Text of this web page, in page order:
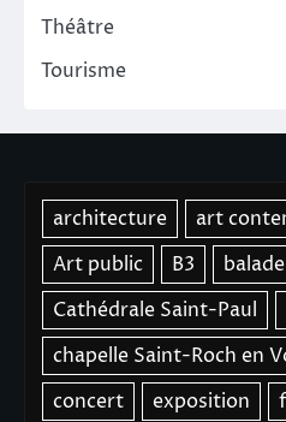
Théâtre
Tourisme